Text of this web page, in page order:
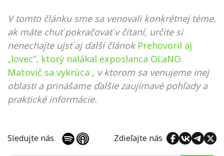
V tomto článku sme sa venovali konkrétnej téme,
ak máte chuť pokračovať v čítaní, určite si
nenechajte ujsť aj ďalší článok Prehovoril aj
„lovec“, ktorý nalákal exposlanca OĽaNO.
Matovič sa vykrúca , v ktorom sa venujeme inej
oblasti a prinášame ďalšie zaujímavé pohľady a
praktické informácie.
Sledujte nás Zdieľajte nás